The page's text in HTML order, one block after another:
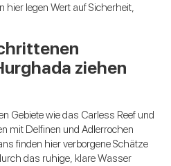
hier legen Wert auf Sicherheit,
ziehen
Gebiete wie das Carless Reef und
mit Delfinen und Adlerrochen
finden hier verborgene Schätze
das ruhige, klare Wasser